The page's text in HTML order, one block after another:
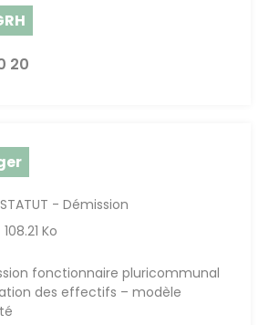
20
STATUT - Démission
108.21 Ko
fonctionnaire pluricommunal
des effectifs – modèle